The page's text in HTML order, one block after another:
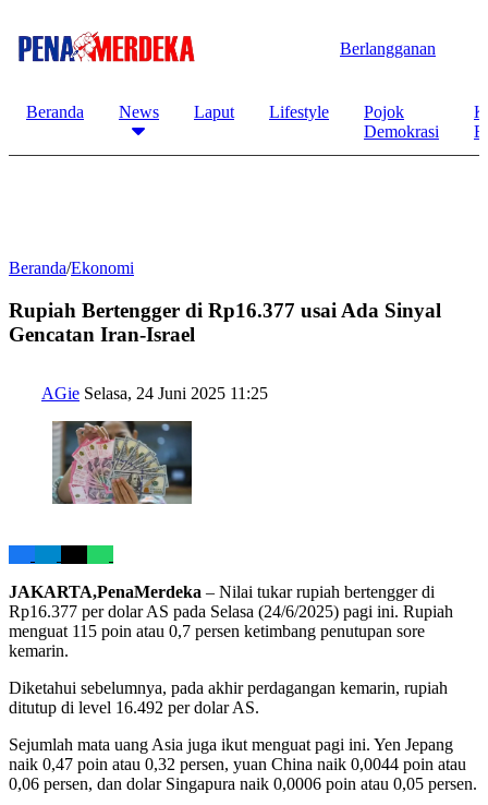
Berlangganan
Beranda News Laput Lifestyle
Pojok
Demokrasi
Beranda/Ekonomi
Rupiah Bertengger di Rp16.377 usai Ada Sinyal
Gencatan Iran-Israel
AGie Selasa, 24 Juni 2025 11:25
JAKARTA,PenaMerdeka – Nilai tukar rupiah bertengger di
Rp16.377 per dolar AS pada Selasa (24/6/2025) pagi ini. Rupiah
menguat 115 poin atau 0,7 persen ketimbang penutupan sore
kemarin.
Diketahui sebelumnya, pada akhir perdagangan kemarin, rupiah
ditutup di level 16.492 per dolar AS.
Sejumlah mata uang Asia juga ikut menguat pagi ini. Yen Jepang
naik 0,47 poin atau 0,32 persen, yuan China naik 0,0044 poin atau
0,06 persen, dan dolar Singapura naik 0,0006 poin atau 0,05 persen.